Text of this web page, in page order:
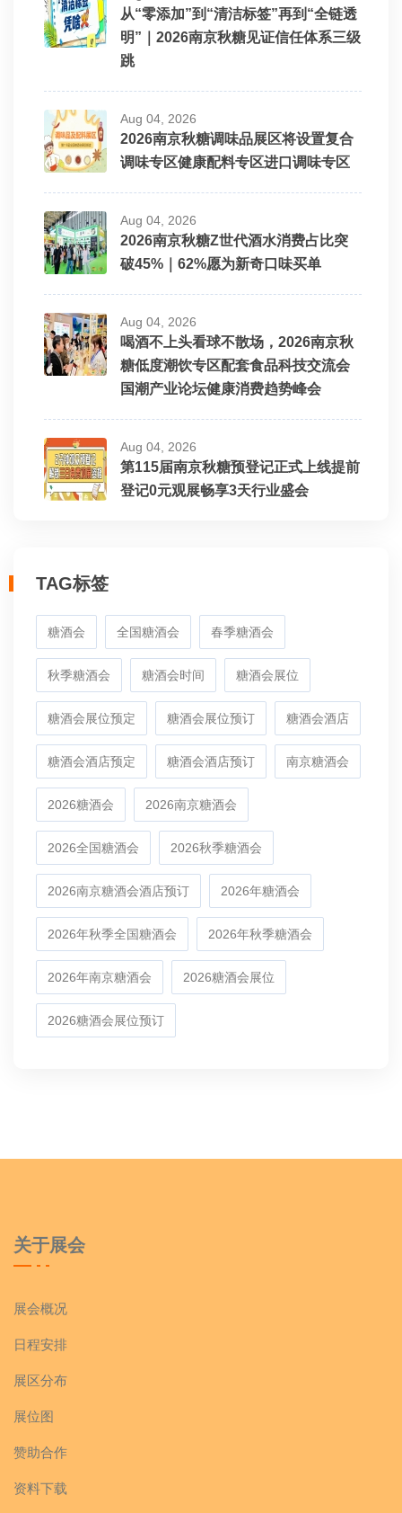
从“零添加”到“清洁标签”再到“全链透
明”｜2026南京秋糖见证信任体系三级
跳
Aug 04, 2026
2026南京秋糖调味品展区将设置复合
调味专区健康配料专区进口调味专区
Aug 04, 2026
2026南京秋糖Z世代酒水消费占比突
破45%｜62%愿为新奇口味买单
Aug 04, 2026
喝酒不上头看球不散场，2026南京秋
糖低度潮饮专区配套食品科技交流会
国潮产业论坛健康消费趋势峰会
Aug 04, 2026
第115届南京秋糖预登记正式上线提前
登记0元观展畅享3天行业盛会
TAG标签
糖酒会 全国糖酒会 春季糖酒会
秋季糖酒会 糖酒会时间 糖酒会展位
糖酒会展位预定 糖酒会展位预订 糖酒会酒店
糖酒会酒店预定 糖酒会酒店预订 南京糖酒会
2026糖酒会 2026南京糖酒会
2026全国糖酒会 2026秋季糖酒会
2026南京糖酒会酒店预订 2026年糖酒会
2026年秋季全国糖酒会 2026年秋季糖酒会
2026年南京糖酒会 2026糖酒会展位
2026糖酒会展位预订
关于展会
展会概况
日程安排
展区分布
展位图
赞助合作
资料下载